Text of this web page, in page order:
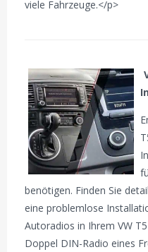
viele Fahrzeuge.</p>
benötigen. Finden Sie
eine problemlose
Autoradios in Ihrem VW
Doppel DIN-Radio eines